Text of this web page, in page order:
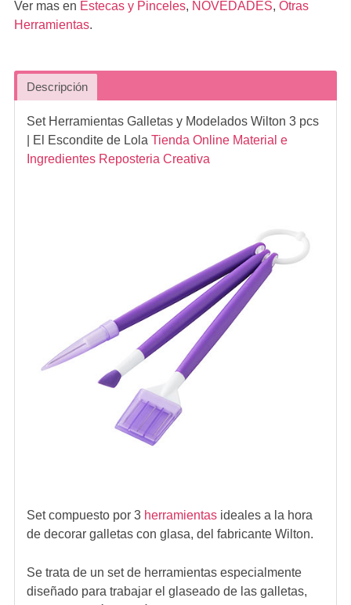
Ver mas en Estecas y Pinceles, NOVEDADES, Otras
Herramientas.
Descripción
Set Herramientas Galletas y Modelados Wilton 3 pcs
| El Escondite de Lola Tienda Online Material e
Ingredientes Reposteria Creativa
Set compuesto por 3 herramientasideales a la hora
de decorar galletas con glasa, del fabricante Wilton.
Se trata de un set de herramientas especialmente
diseñado para trabajar el glaseado de las galletas,